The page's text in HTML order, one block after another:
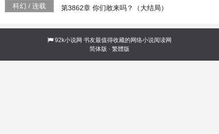
科幻 / 连载
以手中仙剑，开万世太平
第3862章 你们敢来吗？（大结局）
92k小说网 书友最值得收藏的网络小说阅读网
简体版 · 繁體版